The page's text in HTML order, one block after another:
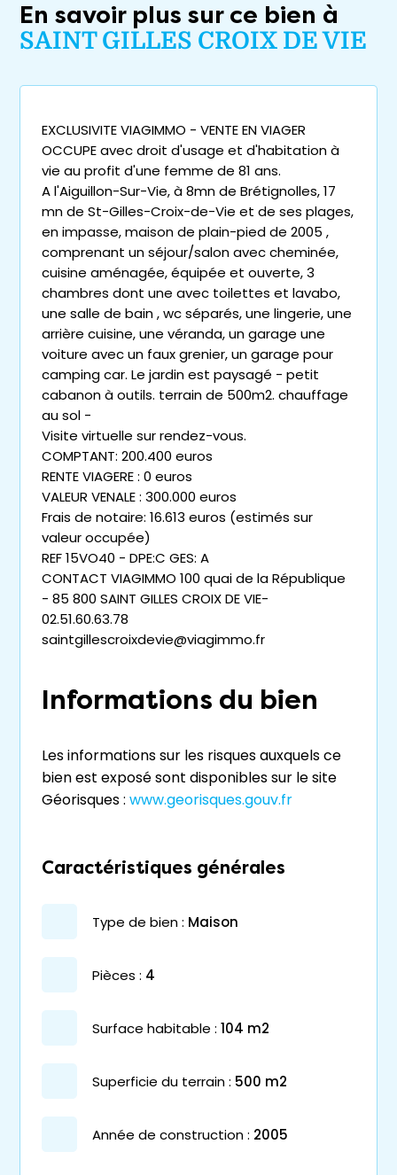
En savoir plus sur ce bien à
SAINT GILLES CROIX DE VIE
EXCLUSIVITE VIAGIMMO - VENTE EN VIAGER
OCCUPE avec droit d'usage et d'habitation à
vie au profit d'une femme de 81 ans.
A l'Aiguillon-Sur-Vie, à 8mn de Brétignolles, 17
mn de St-Gilles-Croix-de-Vie et de ses plages,
en impasse, maison de plain-pied de 2005 ,
comprenant un séjour/salon avec cheminée,
cuisine aménagée, équipée et ouverte, 3
chambres dont une avec toilettes et lavabo,
une salle de bain , wc séparés, une lingerie, une
arrière cuisine, une véranda, un garage une
voiture avec un faux grenier, un garage pour
camping car. Le jardin est paysagé - petit
cabanon à outils. terrain de 500m2. chauffage
au sol -
Visite virtuelle sur rendez-vous.
COMPTANT: 200.400 euros
RENTE VIAGERE : 0 euros
VALEUR VENALE : 300.000 euros
Frais de notaire: 16.613 euros (estimés sur
valeur occupée)
REF 15VO40 - DPE:C GES: A
CONTACT VIAGIMMO 100 quai de la République
- 85 800 SAINT GILLES CROIX DE VIE-
02.51.60.63.78
saintgillescroixdevie@viagimmo.fr
Informations du bien
Les informations sur les risques auxquels ce
bien est exposé sont disponibles sur le site
Géorisques : www.georisques.gouv.fr
Caractéristiques générales
type de bien : maison
pièces : 4
surface habitable : 104 m2
superficie du terrain : 500 m2
année de construction : 2005